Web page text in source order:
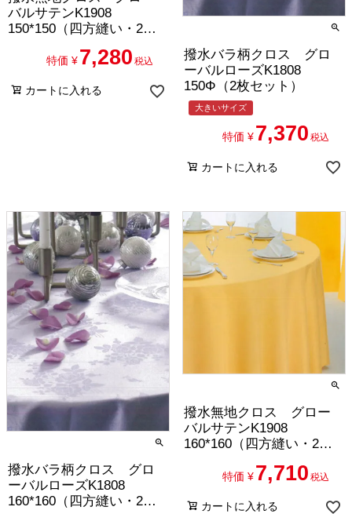
バルサテンK1908
150*150（四方縫い・2枚
特価 ¥ 7,280 税込
カートに入れる
撥水バラ柄クロス グロ
ーバルローズK1808
150Φ（2枚セット）
大きいサイズ
特価 ¥ 7,370 税込
カートに入れる
撥水バラ柄クロス グロ
ーバルローズK1808
160*160（四方縫い・2枚
撥水無地クロス グロー
バルサテンK1908
160*160（四方縫い・2枚
特価 ¥ 7,710 税込
カートに入れる